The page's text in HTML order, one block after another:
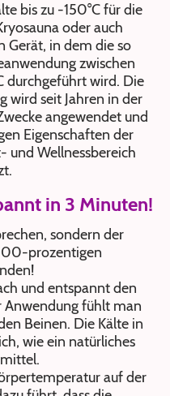
bis zu -150°C für die
oder auch
Gerät, in dem die so
zwischen
durchgeführt wird. Die
wird seit Jahren in der
angewendet und
Eigenschaften der
und Wellnessbereich
in 3 Minuten!
sondern der
prozentigen
und entspannt den
Anwendung fühlt man
Beinen. Die Kälte in
wie ein natürliches
auf der